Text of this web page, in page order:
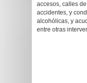
accesos, calles
accidentes, y
alcohólicas, y
entre otras